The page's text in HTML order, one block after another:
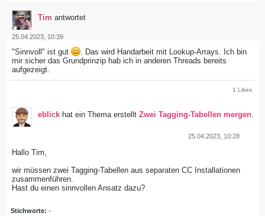
Tim antwortet
25.04.2023, 10:39
"Sinnvoll" ist gut
. Das wird Handarbeit mit Lookup-Arrays. Ich bin
mir sicher das Grundprinzip hab ich in anderen Threads bereits
aufgezeigt.
1 Likes
eblick hat ein Thema erstellt Zwei Tagging-Tabellen mergen
25.04.2023, 10:28
Hallo Tim,
wir müssen zwei Tagging-Tabellen aus separaten CC Installationen
zusammenführen.
Hast du einen sinnvollen Ansatz dazu?
Stichworte: -